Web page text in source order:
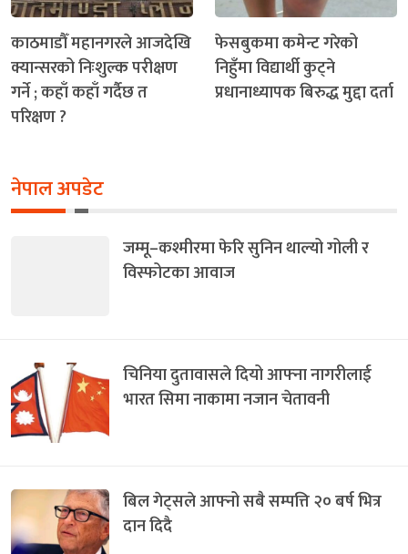
काठमाडौँ महानगरले आजदेखि
क्यान्सरको निःशुल्क परीक्षण
गर्ने ; कहाँ कहाँ गर्दैछ त
परिक्षण ?
फेसबुकमा कमेन्ट गरेको
निहुँमा विद्यार्थी कुट्ने
प्रधानाध्यापक बिरुद्ध मुद्दा दर्ता
नेपाल अपडेट
जम्मू–कश्मीरमा फेरि सुनिन थाल्यो गोली र
विस्फोटका आवाज
चिनिया दुतावासले दियो आफ्ना नागरीलाई
भारत सिमा नाकामा नजान चेतावनी
बिल गेट्सले आफ्नो सबै सम्पत्ति २० बर्ष भित्र
दान दिदै